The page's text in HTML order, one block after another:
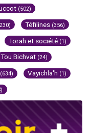
(502)
Téfilines (356)
Torah et société (1)
Tou Bichvat (24)
(634) Vayichla'h (1)